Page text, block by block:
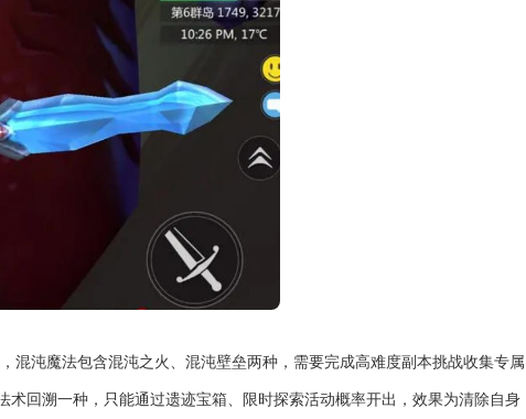
沌魔法包含混沌之火、混沌壁垒两种，需要完成高难度副本挑战收集专属
回溯一种，只能通过遗迹宝箱、限时探索活动概率开出，效果为清除自身